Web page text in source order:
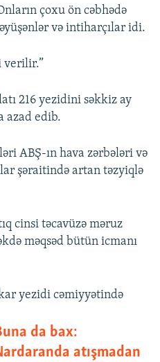
çoxu ön cəbhədə
və intiharçılar idi.
verilir.”
216 yezidini səkkiz ay
azad edib.
ABŞ-ın hava zərbələri və
şəraitində artan təzyiqlə
cinsi təcavüzə məruz
məqsəd bütün icmanı
yezidi cəmiyyətində
da bax:
atışmadan